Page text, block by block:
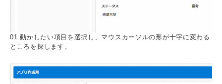
01.動かしたい項目を選択し、マウスカーソルの形が十字に変わる
ところを探します。